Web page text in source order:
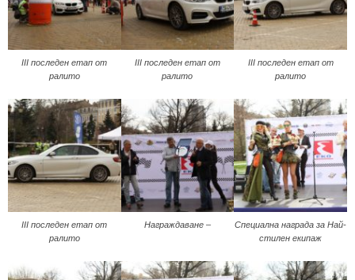
III последен етап от
ралито
III последен етап от
ралито
III последен етап от
ралито
III последен етап от
ралито
Награждаване –
Специална награда за Най-
стилен екипаж